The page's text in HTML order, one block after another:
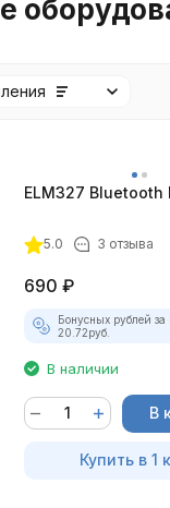
ELM327 Bluetooth
5.0 3 отзыва
690 ₽
Бонусных рублей за
20.72руб.
В наличии
В
Купить в 1